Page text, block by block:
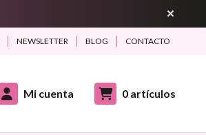
NEWSLETTER BLOG CONTACTO
Mi cuenta 0 artículos